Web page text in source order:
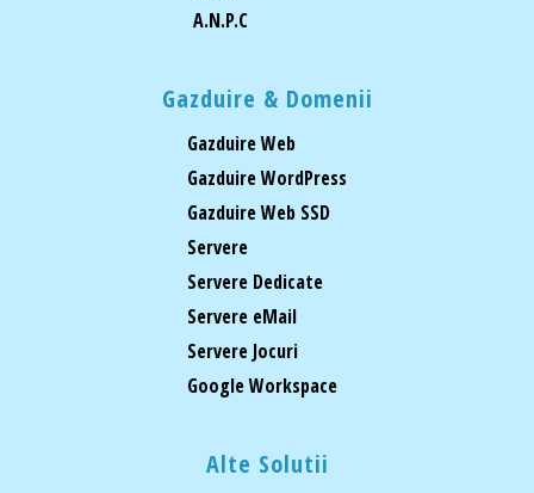
A.N.P.C
Gazduire & Domenii
Gazduire Web
Gazduire WordPress
Gazduire Web SSD
Servere
Servere Dedicate
Servere eMail
Servere Jocuri
Google Workspace
Alte Solutii